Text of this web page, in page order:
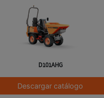
D101AHG
Descargar catálogo